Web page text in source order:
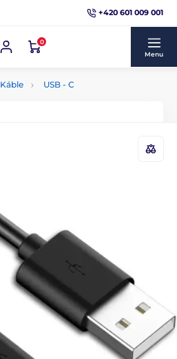
+420 601 009 001
0
Menu
Káble USB - C